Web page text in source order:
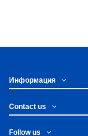
Информация
Contact us
Follow us